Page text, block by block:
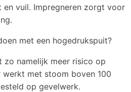
vuil. Impregneren zorgt voor
met een hogedrukspuit?
zo namelijk meer risico op
werkt met stoom boven 100
op gevelwerk.